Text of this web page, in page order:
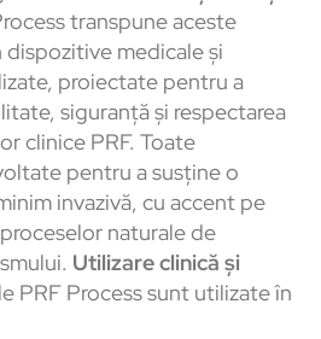
transpune aceste
medicale și
proiectate pentru a
siguranță și respectarea
clinice PRF. Toate
pentru a susține o
invazivă, cu accent pe
naturale de
Utilizare clinică și
PRF Process sunt utilizate în